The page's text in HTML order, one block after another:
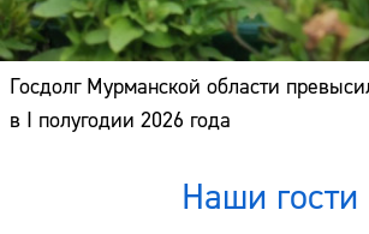
Госдолг Мурманской области
в I полугодии 2026 года
Наши гости